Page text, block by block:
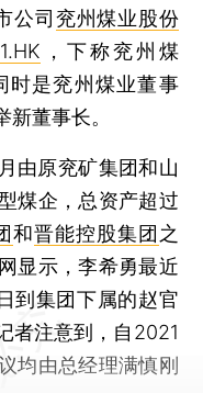
公司 兖州煤业股份
，下称兖州煤
时是兖州煤业董事
董事长。
原兖矿集团和山
煤企，总资产超过
和晋能控股集团 之
显示，李希勇最近
到集团下属的赵官
者注意到，自2021
均由总经理满慎刚